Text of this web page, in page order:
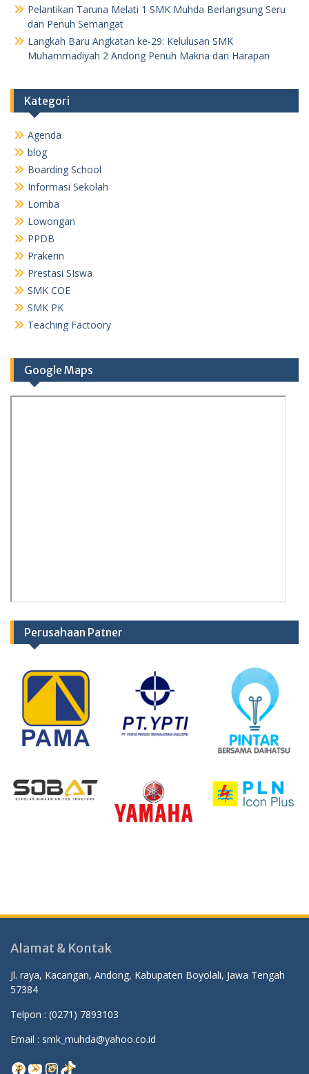
Pelantikan Taruna Melati 1 SMK Muhda Berlangsung Seru
dan Penuh Semangat
Langkah Baru Angkatan ke-29: Kelulusan SMK
Muhammadiyah 2 Andong Penuh Makna dan Harapan
Kategori
Agenda
blog
Boarding School
Informasi Sekolah
Lomba
Lowongan
PPDB
Prakerin
Prestasi SIswa
SMK COE
SMK PK
Teaching Factoory
Google Maps
Perusahaan Patner
Alamat & Kontak
Jl. raya, Kacangan, Andong, Kabupaten Boyolali, Jawa Tengah
57384
Telpon : (0271) 7893103
Email : smk_muhda@yahoo.co.id
Facebook
YouTube
Instagram
TikTok